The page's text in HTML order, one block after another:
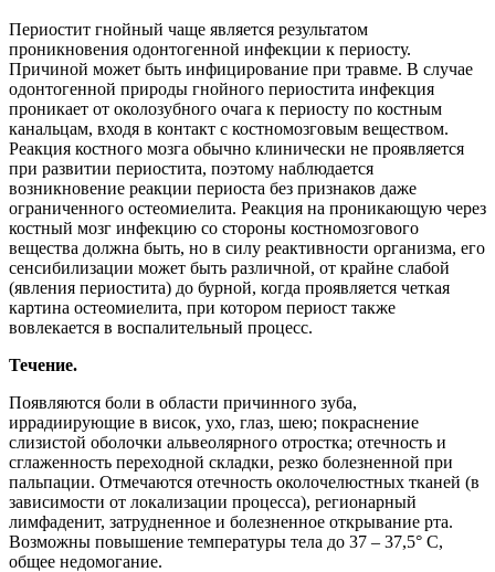
Периостит гнойный чаще является результатом
проникновения одонтогенной инфекции к периосту.
Причиной может быть инфицирование при травме. В случае
одонтогенной природы гнойного периостита инфекция
проникает от околозубного очага к периосту по костным
канальцам, входя в контакт с костномозговым веществом.
Реакция костного мозга обычно клинически не проявляется
при развитии периостита, поэтому наблюдается
возникновение реакции периоста без признаков даже
ограниченного остеомиелита. Реакция на проникающую через
костный мозг инфекцию со стороны костномозгового
вещества должна быть, но в силу реактивности организма, его
сенсибилизации может быть различной, от крайне слабой
(явления периостита) до бурной, когда проявляется четкая
картина остеомиелита, при котором периост также
вовлекается в воспалительный процесс.
Течение.
Появляются боли в области причинного зуба,
иррадиирующие в висок, ухо, глаз, шею; покраснение
слизистой оболочки альвеолярного отростка; отечность и
сглаженность переходной складки, резко болезненной при
пальпации. Отмечаются отечность околочелюстных тканей (в
зависимости от локализации процесса), регионарный
лимфаденит, затрудненное и болезненное открывание рта.
Возможны повышение температуры тела до 37 – 37,5° С,
общее недомогание.